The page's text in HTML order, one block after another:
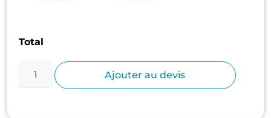
Total
Ajouter au devis